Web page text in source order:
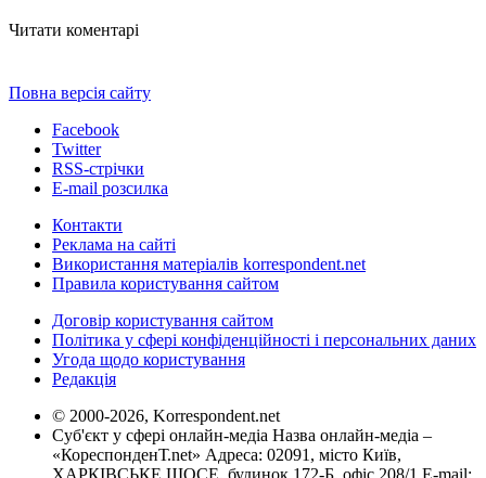
Читати коментарі
Повна версія сайту
Facebook
Twitter
RSS-стрічки
E-mail розсилка
Контакти
Реклама на сайті
Використання матеріалів korrespondent.net
Правила користування сайтом
Договір користування сайтом
Політика у сфері конфіденційності і персональних даних
Угода щодо користування
Редакція
© 2000-2026, Korrespondent.net
Суб'єкт у сфері онлайн-медіа Назва онлайн-медіа –
«КореспонденТ.net» Адреса: 02091, місто Київ,
ХАРКІВСЬКЕ ШОСЕ, будинок 172-Б, офіс 208/1 E-mail: